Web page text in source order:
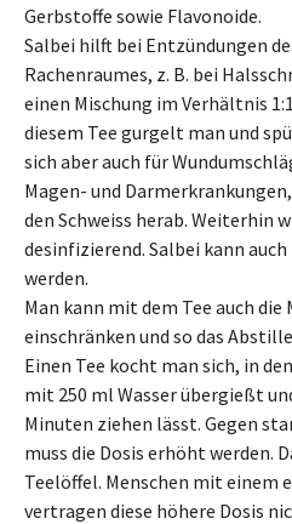
Gerbstoffe sowie Flavonoide.
Salbei hilft bei Entzündungen
Rachenraumes, z. B. bei
einen Mischung im Verhältnis
diesem Tee gurgelt man und
sich aber auch für
Magen- und
den Schweiss herab. Weiterhin
desinfizierend. Salbei kann
werden.
Man kann mit dem Tee auch
einschränken und so das
Einen Tee kocht man sich, in
mit 250 ml Wasser übergießt
Minuten ziehen lässt. Gegen
muss die Dosis erhöht werden.
Teelöffel. Menschen mit einem
vertragen diese höhere Dosis